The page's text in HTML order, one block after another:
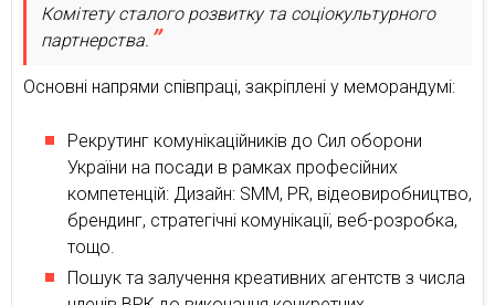
Комітету сталого розвитку та соціокультурного
партнерства.
Основні напрями співпраці, закріплені у меморандумі:
Рекрутинг комунікаційників до Сил оборони
України на посади в рамках професійних
компетенцій: Дизайн: SMM, PR, відеовиробництво,
брендинг, стратегічні комунікації, веб-розробка,
тощо.
Пошук та залучення креативних агентств з числа